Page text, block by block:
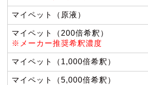
マイペット（原液）
マイペット（200倍希釈）
※メーカー推奨希釈濃度
マイペット（1,000倍希釈）
マイペット（5,000倍希釈）